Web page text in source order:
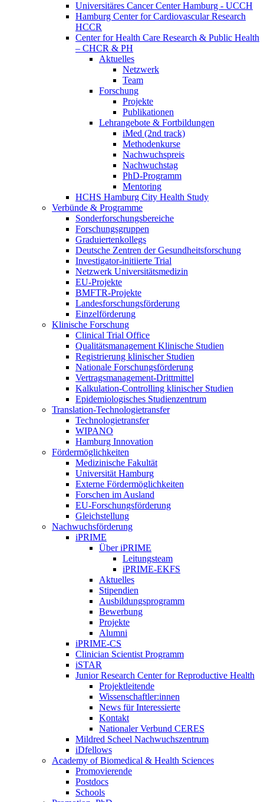
Universitäres Cancer Center Hamburg - UCCH
Hamburg Center for Cardiovascular Research
HCCR
Center for Health Care Research & Public Health
– CHCR & PH
Aktuelles
Netzwerk
Team
Forschung
Projekte
Publikationen
Lehrangebote & Fortbildungen
iMed (2nd track)
Methodenkurse
Nachwuchspreis
Nachwuchstag
PhD-Programm
Mentoring
HCHS Hamburg City Health Study
Verbünde & Programme
Sonderforschungsbereiche
Forschungsgruppen
Graduiertenkollegs
Deutsche Zentren der Gesundheitsforschung
Investigator-initiierte Trial
Netzwerk Universitätsmedizin
EU-Projekte
BMFTR-Projekte
Landesforschungsförderung
Einzelförderung
Klinische Forschung
Clinical Trial Office
Qualitätsmanagement Klinische Studien
Registrierung klinischer Studien
Nationale Forschungsförderung
Vertragsmanagement-Drittmittel
Kalkulation-Controlling klinischer Studien
Epidemiologisches Studienzentrum
Translation-Technologietransfer
Technologietransfer
WIPANO
Hamburg Innovation
Fördermöglichkeiten
Medizinische Fakultät
Universität Hamburg
Externe Fördermöglichkeiten
Forschen im Ausland
EU-Forschungsförderung
Gleichstellung
Nachwuchsförderung
iPRIME
Über iPRIME
Leitungsteam
iPRIME-EKFS
Aktuelles
Stipendien
Ausbildungsprogramm
Bewerbung
Projekte
Alumni
iPRIME-CS
Clinician Scientist Programm
iSTAR
Junior Research Center for Reproductive Health
Projektleitende
Wissenschaftler:innen
News für Interessierte
Kontakt
Nationaler Verbund CERES
Mildred Scheel Nachwuchszentrum
iDfellows
Academy of Biomedical & Health Sciences
Promovierende
Postdocs
Schools